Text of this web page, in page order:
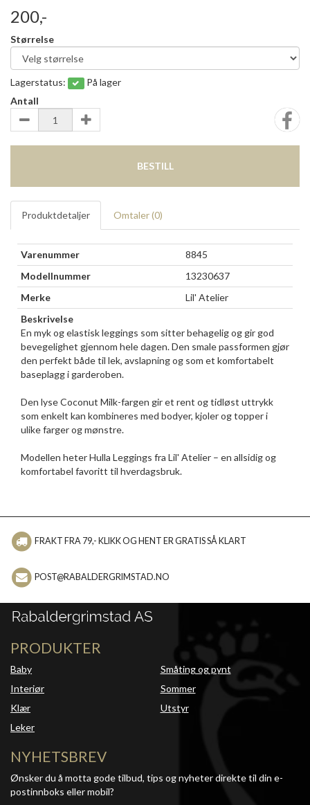
200,-
Størrelse
Lagerstatus:
På lager
Antall
BESTILL
Produktdetaljer Omtaler (0)
Varenummer
8845
Modellnummer
13230637
Merke
Lil' Atelier
Beskrivelse
En myk og elastisk leggings som sitter behagelig og gir god
bevegelighet gjennom hele dagen. Den smale passformen gjør
den perfekt både til lek, avslapning og som et komfortabelt
baseplagg i garderoben.
Den lyse Coconut Milk-fargen gir et rent og tidløst uttrykk
som enkelt kan kombineres med bodyer, kjoler og topper i
ulike farger og mønstre.
Modellen heter Hulla Leggings fra Lil' Atelier – en allsidig og
komfortabel favoritt til hverdagsbruk.
FRAKT FRA 79,- KLIKK OG HENT ER GRATIS SÅ KLART
POST@RABALDERGRIMSTAD.NO
PRODUKTER
Baby
Interiør
Klær
Leker
Småting og pynt
Sommer
Utstyr
NYHETSBREV
Ønsker du å motta gode tilbud, tips og nyheter direkte til din e-
postinnboks eller mobil?